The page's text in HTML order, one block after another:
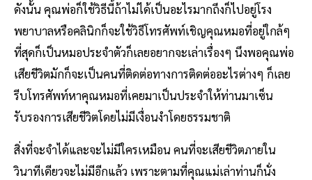
ดังนั้น คุณพ่อก็ใช้วิธีนี้ถ้าไม่ได้เป็นอะไรมากถึงก็ไปอยู่โรง
พยาบาลหรือคลินิกก็จะใช้วิธีโทรศัพท์เชิญคุณหมอที่อยู่ใกล้ๆ
ที่สุดก็เป็นหมอประจำตัวก็เลยอยากจะเล่าเรื่องๆ นึงพอคุณพ่อ
เสียชีวิตมักก็จะเป็นคนที่ติดต่อทางการติดต่ออะไรต่างๆ ก็เลย
รีบโทรศัพท์หาคุณหมอที่เคยมาเป็นประจำให้ท่านมาเซ็น
รับรองการเสียชีวิตโดยไม่มีเงื่อนงำโดยธรรมชาติ
สิ่งที่จะจำได้และจะไม่มีใครเหมือน คนที่จะเสียชีวิตภายใน
วินาทีเดียวจะไม่มีอีกแล้ว เพราะตามที่คุณแม่เล่าท่านก็นั่ง